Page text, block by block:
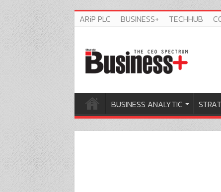
ARiP PLC BUSINESS+ TECHHUB
BUSINESS ANALYTIC